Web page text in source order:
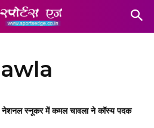
नेशनल स्नूकर में कमल चावला ने कॉस्य पदक